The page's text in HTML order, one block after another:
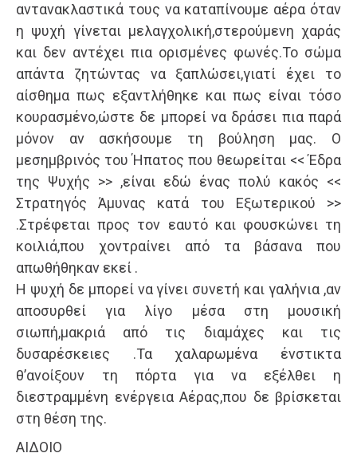
αντανακλαστικά τους να καταπίνουμε αέρα όταν
η ψυχή γίνεται μελαγχολική,στερούμενη χαράς
και δεν αντέχει πια ορισμένες φωνές.Το σώμα
απάντα ζητώντας να ξαπλώσει,γιατί έχει το
αίσθημα πως εξαντλήθηκε και πως είναι τόσο
κουρασμένο,ώστε δε μπορεί να δράσει πια παρά
μόνον αν ασκήσουμε τη βούληση μας. Ο
μεσημβρινός του Ήπατος που θεωρείται << Έδρα
της Ψυχής >> ,είναι εδώ ένας πολύ κακός <<
Στρατηγός Άμυνας κατά του Εξωτερικού >>
.Στρέφεται προς τον εαυτό και φουσκώνει τη
κοιλιά,που χοντραίνει από τα βάσανα που
απωθήθηκαν εκεί .
Η ψυχή δε μπορεί να γίνει συνετή και γαλήνια ,αν
αποσυρθεί για λίγο μέσα στη μουσική
σιωπή,μακριά από τις διαμάχες και τις
δυσαρέσκειες .Τα χαλαρωμένα ένστικτα
θ’ανοίξουν τη πόρτα για να εξέλθει η
διεστραμμένη ενέργεια Αέρας,που δε βρίσκεται
στη θέση της.
ΑΙΔΟΙΟ